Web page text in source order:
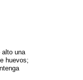
alto una
huevos;